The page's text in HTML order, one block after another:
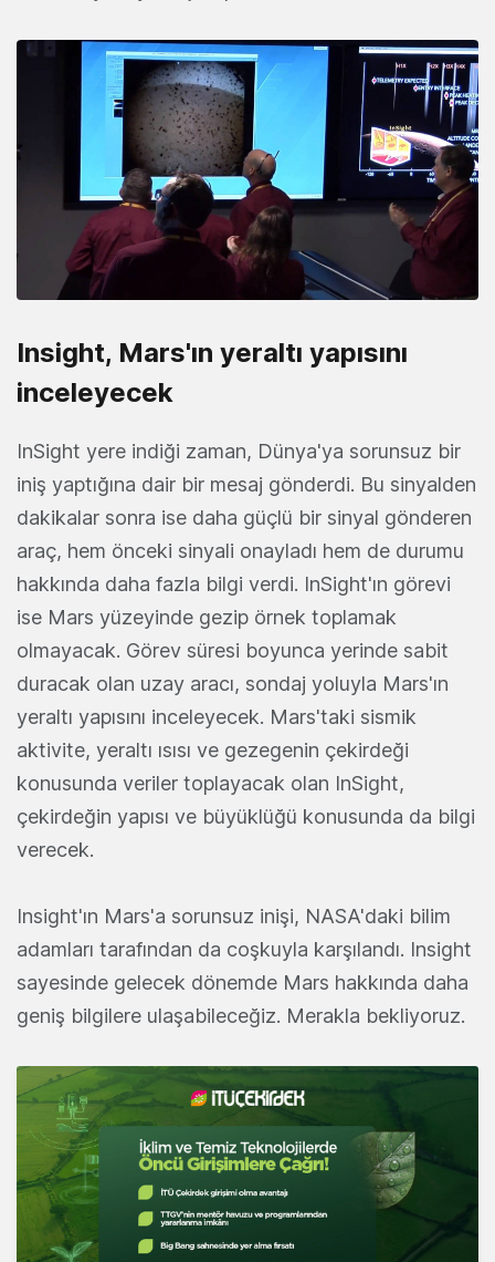
Insight, Mars'ın yeraltı yapısını
inceleyecek
InSight yere indiği zaman, Dünya'ya sorunsuz bir
iniş yaptığına dair bir mesaj gönderdi. Bu sinyalden
dakikalar sonra ise daha güçlü bir sinyal gönderen
araç, hem önceki sinyali onayladı hem de durumu
hakkında daha fazla bilgi verdi. InSight'ın görevi
ise Mars yüzeyinde gezip örnek toplamak
olmayacak. Görev süresi boyunca yerinde sabit
duracak olan uzay aracı, sondaj yoluyla Mars'ın
yeraltı yapısını inceleyecek. Mars'taki sismik
aktivite, yeraltı ısısı ve gezegenin çekirdeği
konusunda veriler toplayacak olan InSight,
çekirdeğin yapısı ve büyüklüğü konusunda da bilgi
verecek.
Insight'ın Mars'a sorunsuz inişi, NASA'daki bilim
adamları tarafından da coşkuyla karşılandı. Insight
sayesinde gelecek dönemde Mars hakkında daha
geniş bilgilere ulaşabileceğiz. Merakla bekliyoruz.